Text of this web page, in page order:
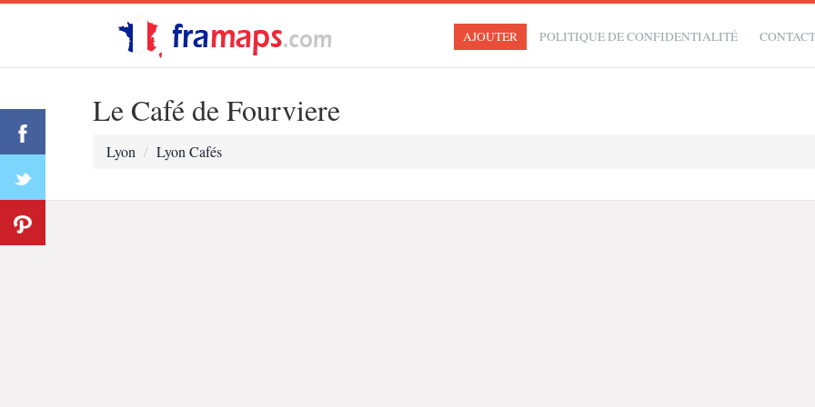
AJOUTER POLITIQUE DE CONFIDENTIALITÉ
Le Café de Fourviere
Lyon Lyon Cafés